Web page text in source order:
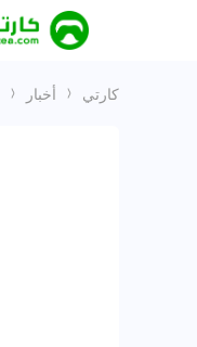
كارتي أخبار